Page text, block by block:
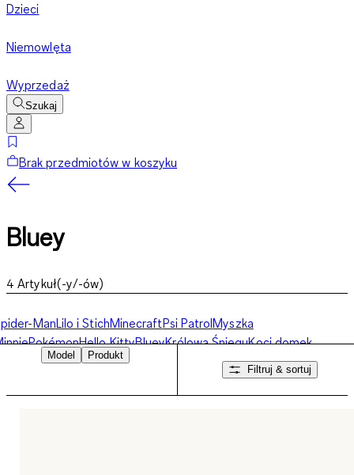
Dzieci
Niemowlęta
Wyprzedaż
Szukaj
Brak przedmiotów w koszyku
Bluey
4 Artykuł(-y/-ów)
ManLilo i StichMinecraftPsi PatrolMyszka
PokémonHello KittyBlueyKrólowa ŚnieguKoci domek
Świat gierInne postacie
Model
Produkt
Filtruj & sortuj